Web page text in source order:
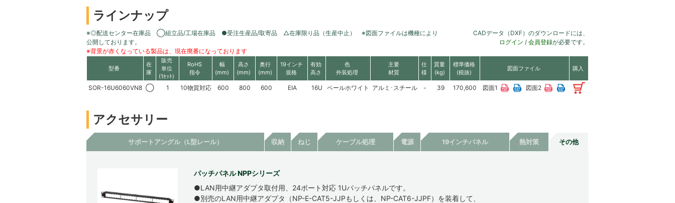
ラインナップ
※◎配送センター在庫品 ◯組立品/工場在庫品 ●受注生産品/取寄品 △在庫限り品（生産中止） ※図面ファイルは機種により
公開しております。
※背景が赤くなっている製品は、現在廃番になっております
CADデータ（DXF）のダウンロードには、
ログイン / 会員登録が必要です。
型番
在
庫
販売
単位
(1ｾｯﾄ)
RoHS
指令
幅
(mm)
高さ
(mm)
奥行
(mm)
19インチ
規格
有効
高さ
色
外装処理
主要
材質
仕
様
質量
(kg)
標準価格
(税抜)
図面ファイル 購入
SOR-16U6060VN8 ◯ 1 10物質対応 600 800 600 EIA 16U ペールホワイト アルミ･スチール - 39 170,600 図面1 図面2
アクセサリー
サポートアングル（L型レール） 収納 ねじ ケーブル処理 電源 19インチパネル 熱対策 その他
パッチパネル NPPシリーズ
●LAN用中継アダプタ取付用、24ポート対応 1Uパッチパネルです。
●別売のLAN用中継アダプタ（NP-E-CAT5-JJPもしくは、NP-CAT6-JJPF）を装着して、